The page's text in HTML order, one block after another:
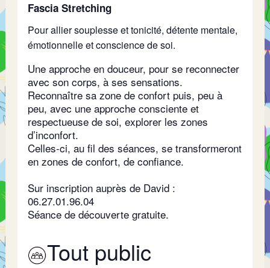
Fascia Stretching
Pour allier souplesse et tonicité, détente mentale,
émotionnelle et conscience de soi.
Une approche en douceur, pour se reconnecter
avec son corps, à ses sensations.
Reconnaître sa zone de confort puis, peu à
peu, avec une approche consciente et
respectueuse de soi, explorer les zones
d’inconfort.
Celles-ci, au fil des séances, se transformeront
en zones de confort, de confiance.
Sur inscription auprès de David :
06.27.01.96.04
Séance de découverte gratuite.
Tout public